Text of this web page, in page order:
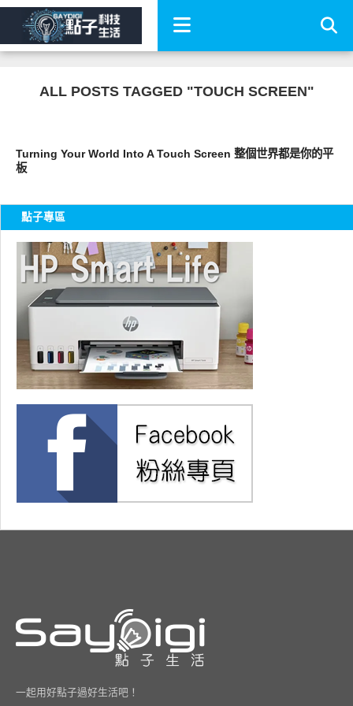
ALL POSTS TAGGED "TOUCH SCREEN"
Turning Your World Into A Touch Screen 整個世界都是你的平
板
點子專區
一起用好點子過好生活吧！